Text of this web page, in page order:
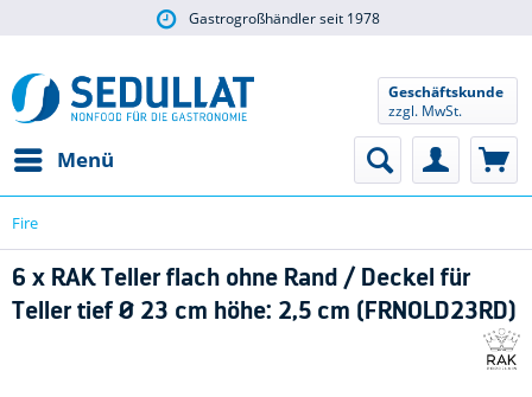
Gastrogroßhändler seit 1978
Menü
Geschäftskunde
zzgl. MwSt.
Fire
6 x RAK Teller flach ohne Rand / Deckel für
Teller tief Ø 23 cm höhe: 2,5 cm (FRNOLD23RD)